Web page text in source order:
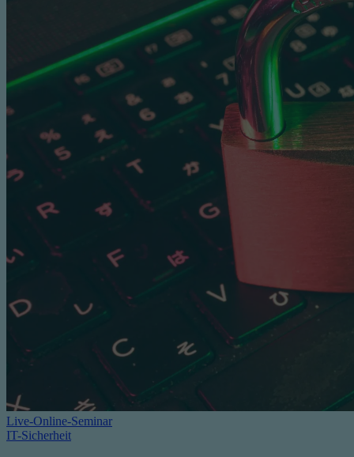
Live-Online-Seminar
IT-Sicherheit